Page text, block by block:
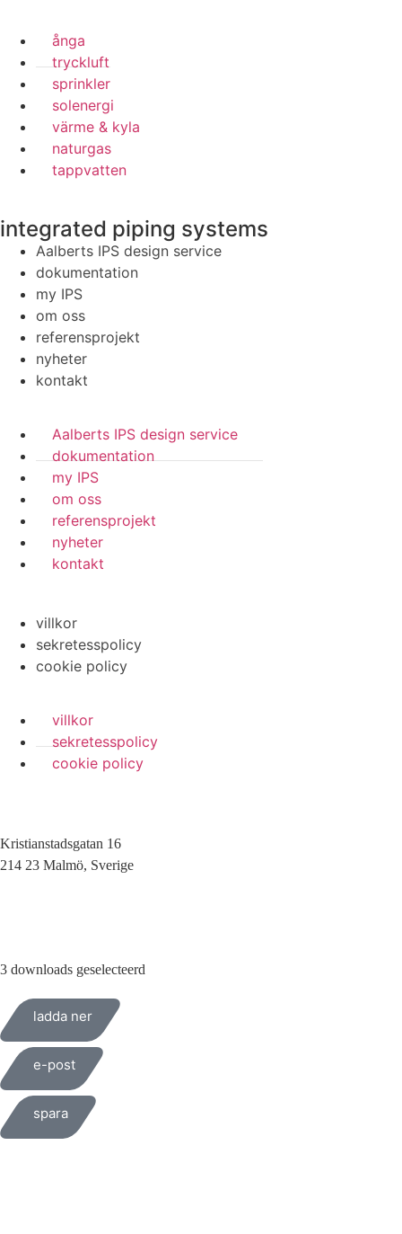
ånga
tryckluft
sprinkler
solenergi
värme & kyla
naturgas
tappvatten
integrated piping systems
Aalberts IPS design service
dokumentation
my IPS
om oss
referensprojekt
nyheter
kontakt
Aalberts IPS design service
dokumentation
my IPS
om oss
referensprojekt
nyheter
kontakt
villkor
sekretesspolicy
cookie policy
villkor
sekretesspolicy
cookie policy
Kristianstadsgatan 16
214 23 Malmö, Sverige
3 downloads geselecteerd
ladda ner
e-post
spara